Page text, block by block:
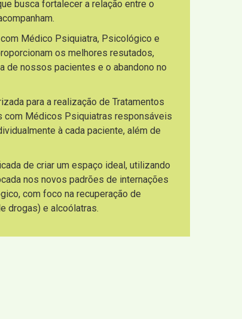
busca fortalecer a relação entre o
Médico Psiquiatra, Psicológico e
os melhores resutados,
de nossos pacientes e o abandono no
para a realização de Tratamentos
com Médicos Psiquiatras responsáveis
à cada paciente, além de
de criar um espaço ideal, utilizando
nos novos padrões de internações
com foco na recuperação de
drogas) e alcoólatras.